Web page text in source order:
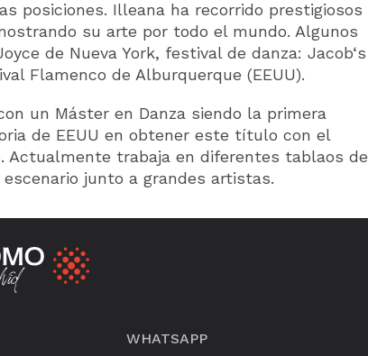
posiciones. Illeana ha recorrido prestigiosos
su arte por todo el mundo. Algunos
de Nueva York, festival de danza: Jacob‘s
Flamenco de Alburquerque (EEUU).
un Máster en Danza siendo la primera
de EEUU en obtener este título con el
Actualmente trabaja en diferentes tablaos de
junto a grandes artistas.
WHATSAPP